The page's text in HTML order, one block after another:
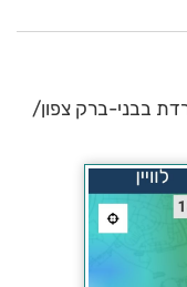
בבני-ברק צפון/